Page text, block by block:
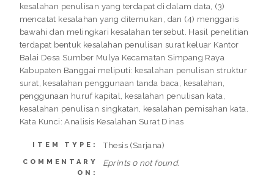
kesalahan penulisan yang terdapat di dalam data, (3)
mencatat kesalahan yang ditemukan, dan (4) menggaris
bawahi dan melingkari kesalahan tersebut. Hasil penelitian
terdapat bentuk kesalahan penulisan surat keluar Kantor
Balai Desa Sumber Mulya Kecamatan Simpang Raya
Kabupaten Banggai meliputi: kesalahan penulisan struktur
surat, kesalahan penggunaan tanda baca, kesalahan,
penggunaan huruf kapital, kesalahan penulisan kata,
kesalahan penulisan singkatan, kesalahan pemisahan kata.
Kata Kunci: Analisis Kesalahan Surat Dinas
ITEM TYPE: Thesis (Sarjana)
COMMENTARY
ON:
Eprints 0 not found.